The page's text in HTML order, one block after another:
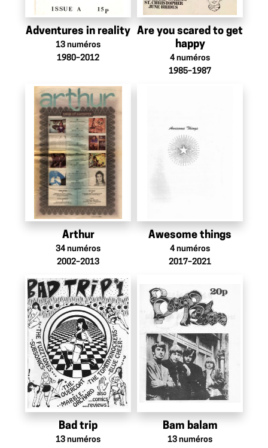
Adventures in reality
13 numéros
1980–2012
Are you scared to get
happy
4 numéros
1985–1987
Arthur
34 numéros
2002–2013
Awesome things
4 numéros
2017–2021
Bad trip
13 numéros
Bam balam
13 numéros